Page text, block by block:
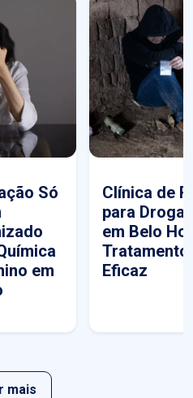
Só
em
Clínica de
para
em Belo
Tratamento
Eficaz
mais